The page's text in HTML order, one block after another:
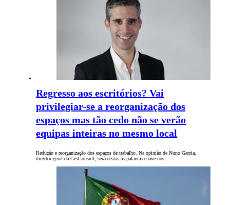
Regresso aos escritórios? Vai
privilegiar-se a reorganização dos
espaços mas tão cedo não se verão
equipas inteiras no mesmo local
Redução e reorganização dos espaços de trabalho. Na opinião de Nuno Garcia,
director-geral da GesConsult, serão estas as palavras-chave nos…